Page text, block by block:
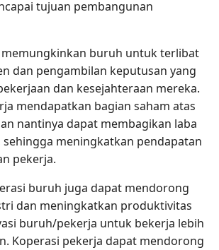
tujuan pembangunan
buruh untuk terlibat
dan pengambilan keputusan yang
dan kesejahteraan mereka.
mendapatkan bagian saham atas
nantinya dapat membagikan laba
sehingga meningkatkan pendapatan
pekerja.
buruh juga dapat mendorong
dan meningkatkan produktivitas
buruh/pekerja untuk bekerja lebih
Koperasi pekerja dapat mendorong